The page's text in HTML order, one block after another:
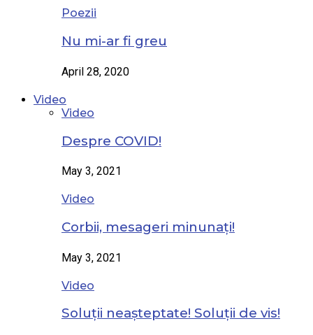
Poezii
Nu mi-ar fi greu
April 28, 2020
Video
Video
Despre COVID!
May 3, 2021
Video
Corbii, mesageri minunați!
May 3, 2021
Video
Soluții neașteptate! Soluții de vis!